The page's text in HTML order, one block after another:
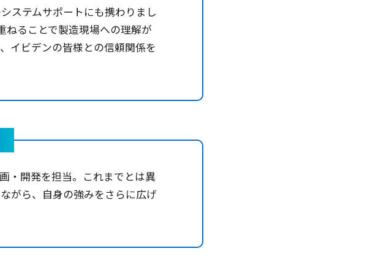
ステムサポートにも携わりまし
ねることで製造現場への理解が
イビデンの皆様との信頼関係を
・開発を担当。これまでとは異
がら、自身の強みをさらに広げ